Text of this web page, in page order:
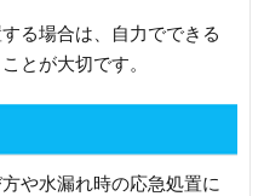
る場合は、自力でできる
とが大切です。
や水漏れ時の応急処置に